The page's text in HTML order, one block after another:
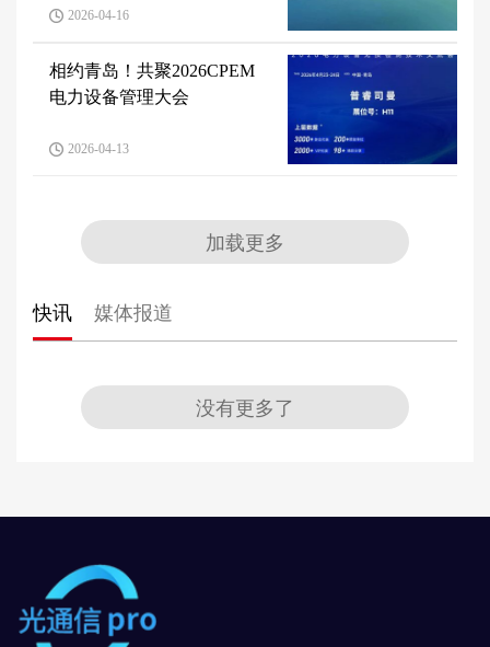
2026-04-16
相约青岛！共聚2026CPEM
电力设备管理大会
2026-04-13
加载更多
快讯 媒体报道
没有更多了